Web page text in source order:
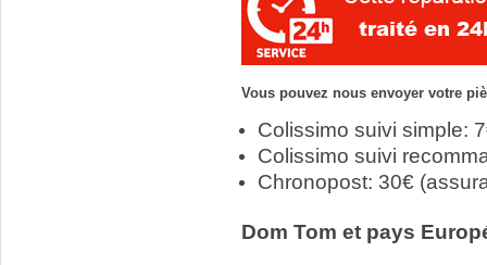
Vous pouvez nous envoyer votre
Colissimo suivi simple:
Colissimo suivi
Chronopost: 30€
Dom Tom et pays